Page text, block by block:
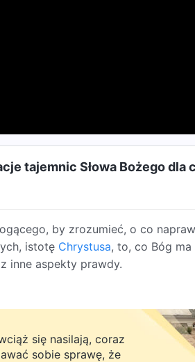
tajemnic Słowa Bożego dla
by zrozumieć, o co
istotę Chrystusa, to, co Bóg
inne aspekty prawdy.
się nasilają, coraz
sobie sprawę, że